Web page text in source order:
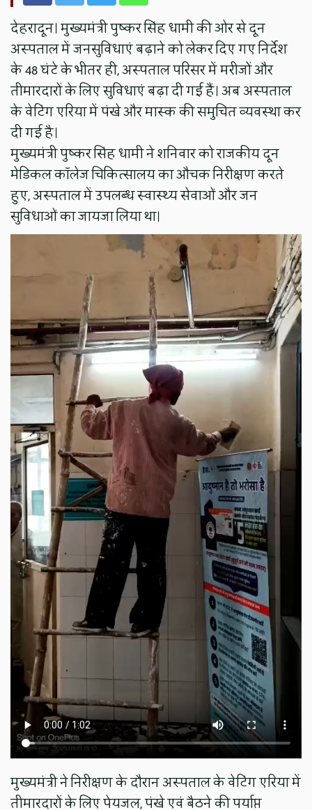
देहरादून। मुख्यमंत्री पुष्कर सिंह धामी की ओर से दून
अस्पताल में जनसुविधाएं बढ़ाने को लेकर दिए गए निर्देश
के 48 घंटे के भीतर ही, अस्पताल परिसर में मरीजों और
तीमारदारों के लिए सुविधाएं बढ़ा दी गई हैं। अब अस्पताल
के वेटिंग एरिया में पंखे और मास्क की समुचित व्यवस्था कर
दी गई है।
मुख्यमंत्री पुष्कर सिंह धामी ने शनिवार को राजकीय दून
मेडिकल कॉलेज चिकित्सालय का औचक निरीक्षण करते
हुए, अस्पताल में उपलब्ध स्वास्थ्य सेवाओं और जन
सुविधाओं का जायजा लिया था।
मुख्यमंत्री ने निरीक्षण के दौरान अस्पताल के वेटिंग एरिया में
तीमारदारों के लिए पेयजल, पंखे एवं बैठने की पर्याप्त